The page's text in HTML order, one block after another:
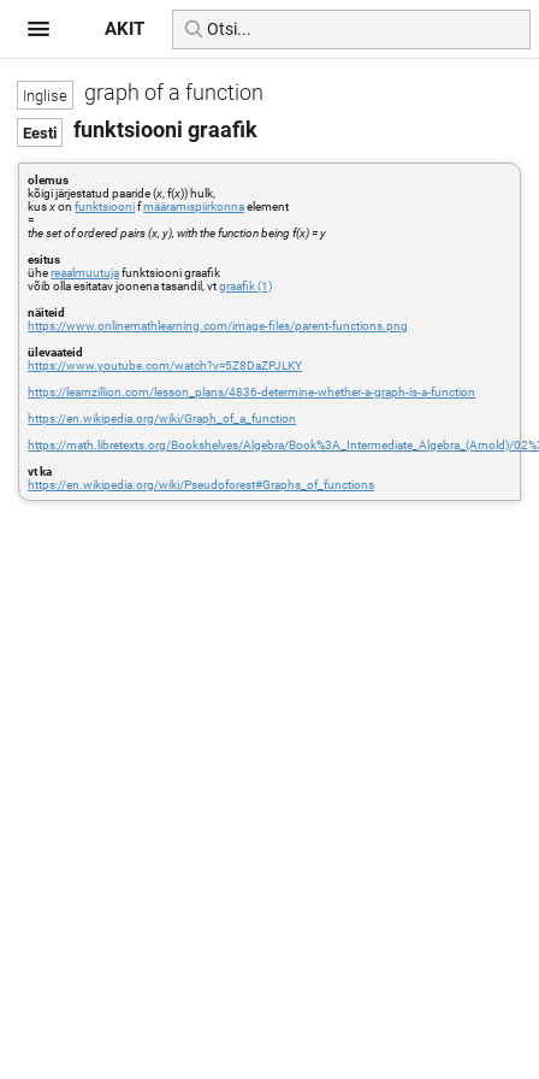
graph of a function
funktsiooni graafik
olemus
kõigi järjestatud paaride (x , f(x)) hulk,
kusxonfunktsioonifmääramispiirkonnaelement
=
the set of ordered pairs (x, y), with the function being f(x) = y
esitus
ühereaalmuutujafunktsiooni graafik
võib olla esitatav joonena tasandil, vtgraafik (1)
näiteid
https://www.onlinemathlearning.com/image-files/parent-functions.png
ülevaateid
https://www.youtube.com/watch?v=5Z8DaZPJLKY
https://learnzillion.com/lesson_plans/4836-determine-whether-a-graph-is-a-function
https://en.wikipedia.org/wiki/Graph_of_a_function
https://math.libretexts.org/Bookshelves/Algebra/Book%3A_Intermediate_Algebra_(Arnold)/
vt ka
https://en.wikipedia.org/wiki/Pseudoforest#Graphs_of_functions
AKIT